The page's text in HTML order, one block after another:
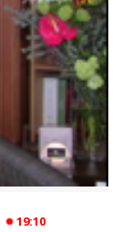
19:10